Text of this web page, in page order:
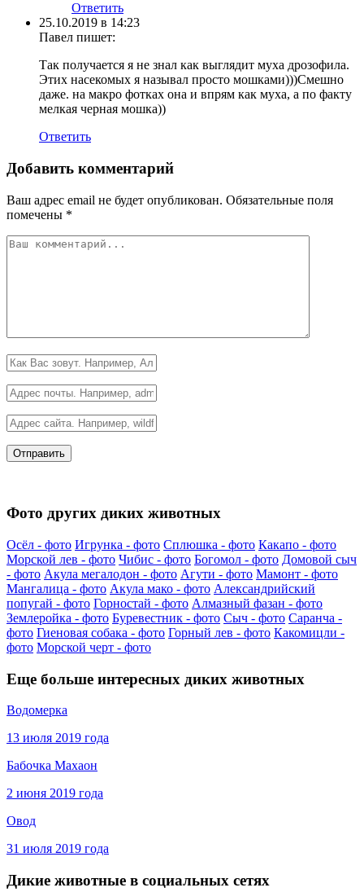
Ответить
25.10.2019 в 14:23
Павел пишет:
Так получается я не знал как выглядит муха дрозофила.
Этих насекомых я называл просто мошками)))Смешно
даже. на макро фотках она и впрям как муха, а по факту
мелкая черная мошка))
Ответить
Добавить комментарий
Ваш адрес email не будет опубликован. Обязательные поля
помечены *
Фото других диких животных
Осёл - фото Игрунка - фото Сплюшка - фото Какапо - фото
Морской лев - фото Чибис - фото Богомол - фото Домовой сыч
- фото Акула мегалодон - фото Агути - фото Мамонт - фото
Мангалица - фото Акула мако - фото Александрийский
попугай - фото Горностай - фото Алмазный фазан - фото
Землеройка - фото Буревестник - фото Сыч - фото Саранча -
фото Гиеновая собака - фото Горный лев - фото Какомицли -
фото Морской черт - фото
Еще больше интересных диких животных
Водомерка
13 июля 2019 года
Бабочка Махаон
2 июня 2019 года
Овод
31 июля 2019 года
Дикие животные в социальных сетях